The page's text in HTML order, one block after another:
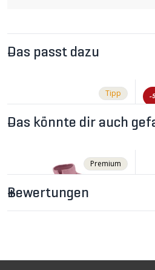
Das passt dazu
Tipp -
Das könnte dir auch
Premium
Bewertungen